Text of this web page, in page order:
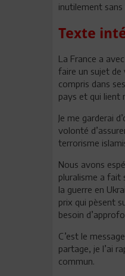
inutilement
Texte
La France a
faire un sujet de
compris dans
pays et qui lient
Je me garderai
volonté
terrorisme
Nous avons
pluralisme a fait
la guerre en
prix qui pèsent
besoin
C’est le
partage, je l’ai
commun.